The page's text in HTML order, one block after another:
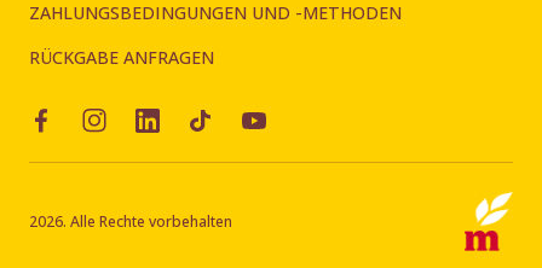
ZAHLUNGSBEDINGUNGEN UND -METHODEN
RÜCKGABE ANFRAGEN
2026. Alle Rechte vorbehalten